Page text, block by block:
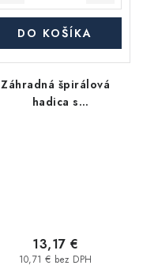
DO KOŠÍKA
Záhradná špirálová
hadica s
10,71 € bez DPH
13,17 €